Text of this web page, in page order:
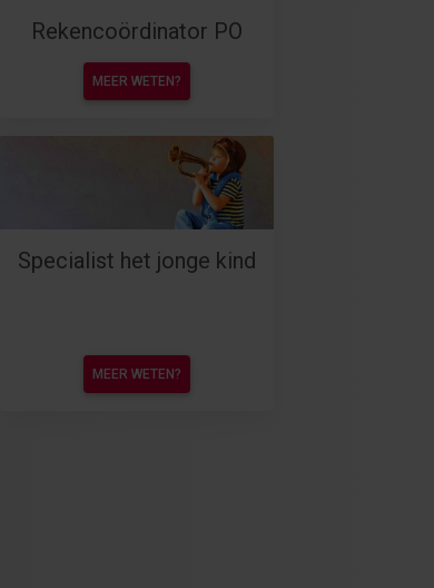
Rekencoördinator PO
MEER WETEN?
Specialist het jonge kind
MEER WETEN?